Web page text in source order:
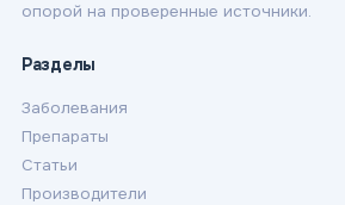
опорой на проверенные источники.
Разделы
Заболевания
Препараты
Статьи
Производители